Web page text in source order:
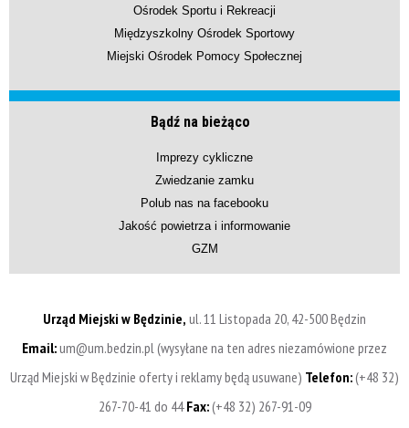
Ośrodek Sportu i Rekreacji
Międzyszkolny Ośrodek Sportowy
Miejski Ośrodek Pomocy Społecznej
Bądź na bieżąco
Imprezy cykliczne
Zwiedzanie zamku
Polub nas na facebooku
Jakość powietrza i informowanie
GZM
Urząd Miejski w Będzinie, ul. 11 Listopada 20, 42-500 Będzin
Email:um@um.bedzin.pl (wysyłane na ten adres niezamówione przez
Urząd Miejski w Będzinie oferty i reklamy będą usuwane) Telefon:(+48 32)
267-70-41 do 44Fax:(+48 32) 267-91-09